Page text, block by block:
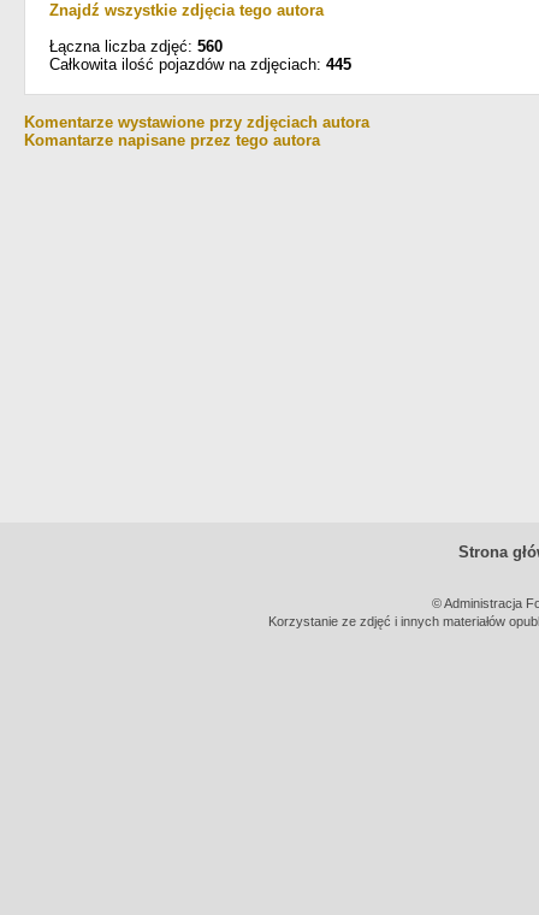
Znajdź wszystkie zdjęcia tego autora
Łączna liczba zdjęć: 560
Całkowita ilość pojazdów na zdjęciach: 445
Komentarze wystawione przy zdjęciach autora
Komantarze napisane przez tego autora
Strona
© Administracja
Korzystanie ze zdjęć i innych materiałów